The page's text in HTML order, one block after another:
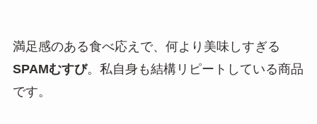
満足感のある食べ応えで、何より美味しすぎる
SPAMむすび。私自身も結構リピートしている商品
です。